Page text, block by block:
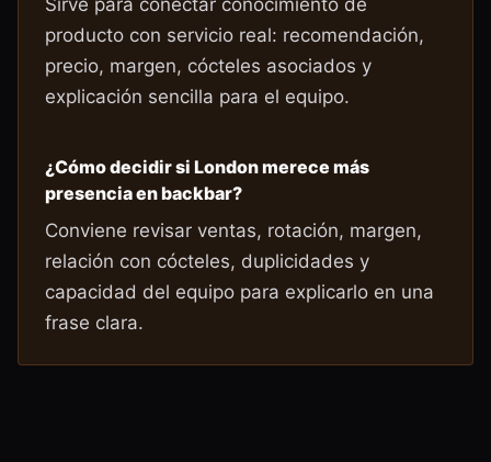
Sirve para conectar conocimiento de
producto con servicio real: recomendación,
precio, margen, cócteles asociados y
explicación sencilla para el equipo.
¿Cómo decidir si London merece más
presencia en backbar?
Conviene revisar ventas, rotación, margen,
relación con cócteles, duplicidades y
capacidad del equipo para explicarlo en una
frase clara.